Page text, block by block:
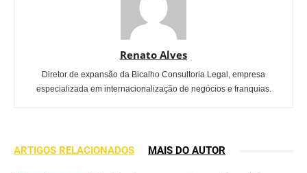
Renato Alves
Diretor de expansão da Bicalho Consultoria Legal, empresa
especializada em internacionalização de negócios e franquias.
ARTIGOS RELACIONADOS MAIS DO AUTOR